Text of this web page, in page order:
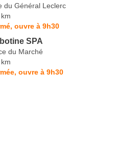
du Général Leclerc
ouvre à 9h30
SPA
du Marché
ouvre à 9h30